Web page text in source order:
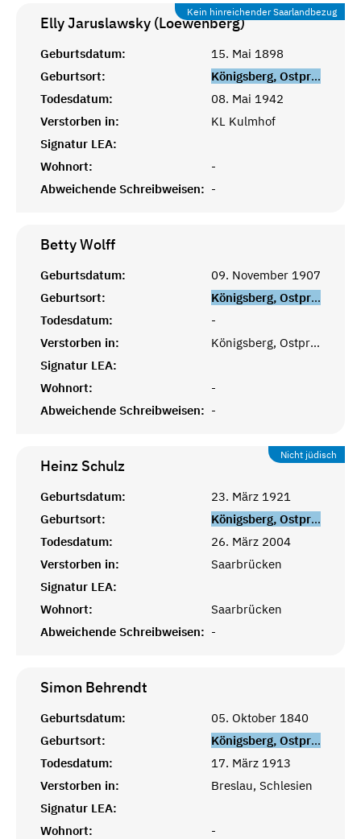
Kein hinreichender Saarlandbezug
Elly Jaruslawsky (Loewenberg)
Geburtsdatum:
15. Mai 1898
Geburtsort:
Königsberg, Ostpreußen
Todesdatum:
08. Mai 1942
Verstorben in:
KL Kulmhof
Signatur LEA:
Wohnort:
-
Abweichende Schreibweisen: -
BettyWolff
Geburtsdatum:
09. November 1907
Geburtsort:
Königsberg, Ostpreußen
Todesdatum:
-
Verstorben in:
Königsberg, Ostpreußen
Signatur LEA:
Wohnort:
-
Abweichende Schreibweisen: -
Nicht jüdisch
Heinz Schulz
Geburtsdatum:
23. März 1921
Geburtsort:
Königsberg, Ostpreußen
Todesdatum:
26. März 2004
Verstorben in:
Saarbrücken
Signatur LEA:
Wohnort:
Saarbrücken
Abweichende Schreibweisen: -
Simon Behrendt
Geburtsdatum:
05. Oktober 1840
Geburtsort:
Königsberg, Ostpreußen
Todesdatum:
17. März 1913
Verstorben in:
Breslau, Schlesien
Signatur LEA:
Wohnort:
-